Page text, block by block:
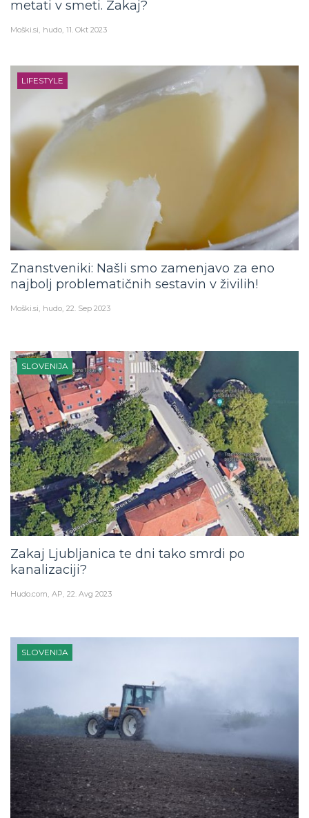
metati v smeti. Zakaj?
Moški.si hudo 11. Okt 2023
LIFESTYLE
Znanstveniki: Našli smo zamenjavo za eno
najbolj problematičnih sestavin v živilih!
Moški.si hudo 22. Sep 2023
SLOVENIJA
Zakaj Ljubljanica te dni tako smrdi po
kanalizaciji?
Hudo.com AP 22. Avg 2023
SLOVENIJA